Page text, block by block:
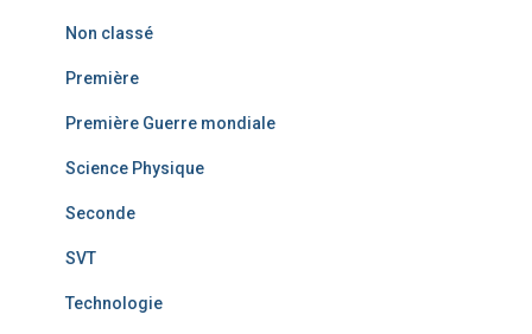
Non classé
Première
Première Guerre mondiale
Science Physique
Seconde
SVT
Technologie